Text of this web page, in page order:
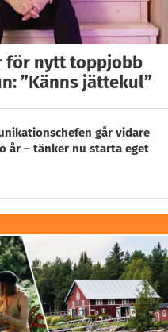
för nytt toppjobb
”Känns jättekul”
går vidare
år – tänker nu starta eget